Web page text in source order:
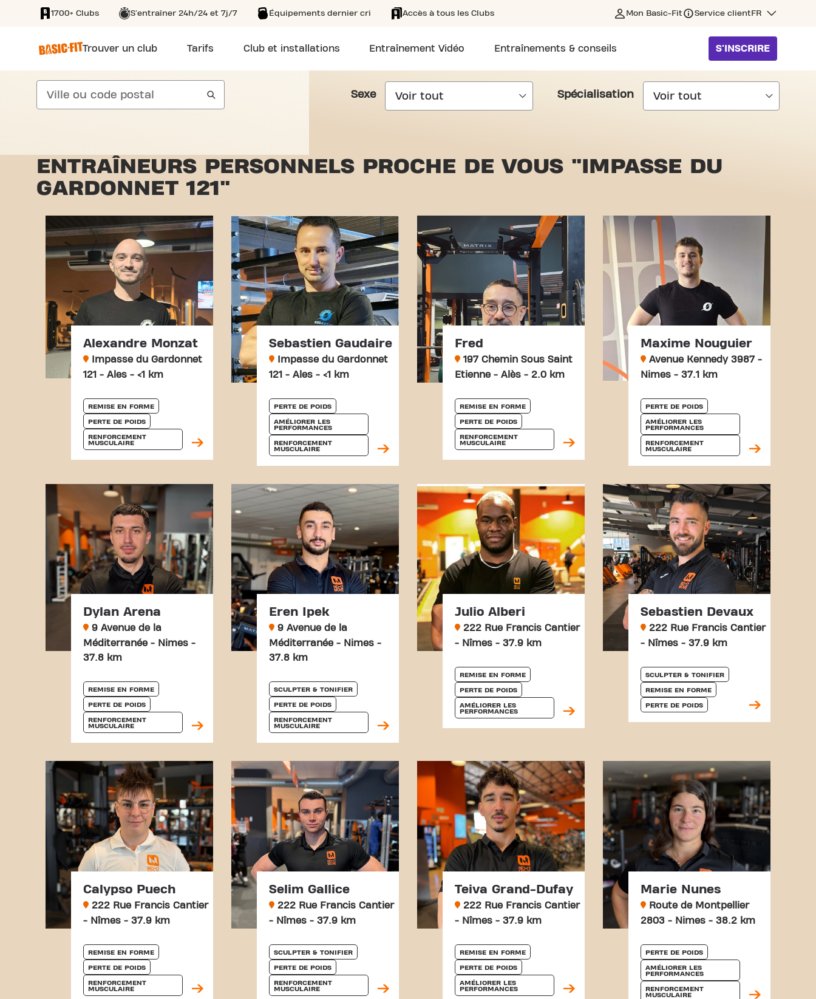
SKIP TO MAIN CONTENT
1700+ Clubs S'entraîner 24h/24 et 7j/7 Équipements dernier cri Accès à tous les Clubs Mon Basic-Fit Service client FR
Trouver un club Tarifs Club et installations Entraînement Vidéo Entraînements & conseils S'INSCRIRE
search Sexe Spécialisation
ENTRAÎNEURS PERSONNELS PROCHE DE VOUS "IMPASSE DU
GARDONNET 121"
Alexandre Monzat
Impasse du Gardonnet
121 - Ales - <1 km
REMISE EN FORME
PERTE DE POIDS
RENFORCEMENT
MUSCULAIRE
Sebastien Gaudaire
Impasse du Gardonnet
121 - Ales - <1 km
PERTE DE POIDS
AMÉLIORER LES
PERFORMANCES
RENFORCEMENT
MUSCULAIRE
Fred
197 Chemin Sous Saint
Etienne - Alès - 2.0 km
REMISE EN FORME
PERTE DE POIDS
RENFORCEMENT
MUSCULAIRE
Maxime Nouguier
Avenue Kennedy 3987 -
Nimes - 37.1 km
PERTE DE POIDS
AMÉLIORER LES
PERFORMANCES
RENFORCEMENT
MUSCULAIRE
Dylan Arena
9 Avenue de la
Méditerranée - Nimes -
37.8 km
REMISE EN FORME
PERTE DE POIDS
RENFORCEMENT
MUSCULAIRE
Eren Ipek
9 Avenue de la
Méditerranée - Nimes -
37.8 km
SCULPTER & TONIFIER
PERTE DE POIDS
RENFORCEMENT
MUSCULAIRE
Julio Alberi
222 Rue Francis Cantier
- Nîmes - 37.9 km
REMISE EN FORME
PERTE DE POIDS
AMÉLIORER LES
PERFORMANCES
Sebastien Devaux
222 Rue Francis Cantier
- Nîmes - 37.9 km
SCULPTER & TONIFIER
REMISE EN FORME
PERTE DE POIDS
Calypso Puech
222 Rue Francis Cantier
- Nîmes - 37.9 km
REMISE EN FORME
PERTE DE POIDS
RENFORCEMENT
MUSCULAIRE
Selim Gallice
222 Rue Francis Cantier
- Nîmes - 37.9 km
SCULPTER & TONIFIER
PERTE DE POIDS
RENFORCEMENT
MUSCULAIRE
Teiva Grand-Dufay
222 Rue Francis Cantier
- Nîmes - 37.9 km
REMISE EN FORME
PERTE DE POIDS
AMÉLIORER LES
PERFORMANCES
Marie Nunes
Route de Montpellier
2803 - Nimes - 38.2 km
PERTE DE POIDS
AMÉLIORER LES
PERFORMANCES
RENFORCEMENT
MUSCULAIRE